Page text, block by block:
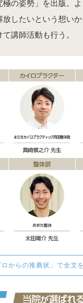
極の姿勢」を出版。よ
放したいという想い
講師活動も行う。
からの推薦状」で全文